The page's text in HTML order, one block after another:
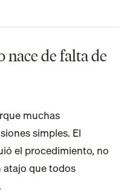
nace de falta de
muchas
simples. El
el procedimiento, no
que todos